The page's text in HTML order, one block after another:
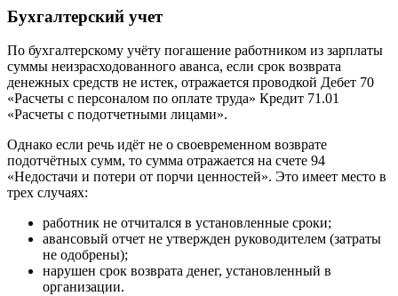
Бухгалтерский учет
По бухгалтерскому учёту погашение работником из зарплаты
суммы неизрасходованного аванса, если срок возврата
денежных средств не истек, отражается проводкой Дебет 70
«Расчеты с персоналом по оплате труда» Кредит 71.01
«Расчеты с подотчетными лицами».
Однако если речь идёт не о своевременном возврате
подотчётных сумм, то сумма отражается на счете 94
«Недостачи и потери от порчи ценностей». Это имеет место в
трех случаях:
работник не отчитался в установленные сроки;
авансовый отчет не утвержден руководителем (затраты
не одобрены);
нарушен срок возврата денег, установленный в
организации.